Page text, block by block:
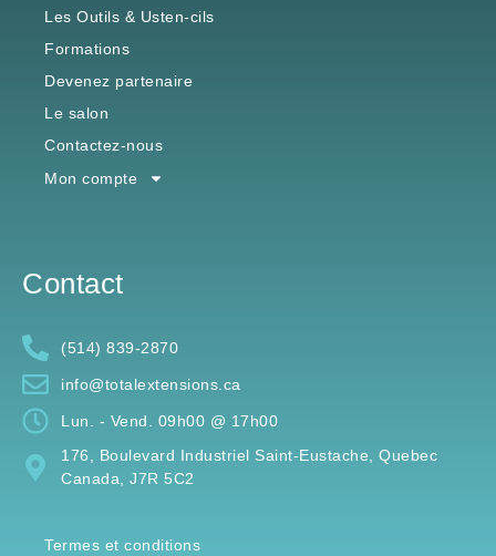
Les Outils & Usten-cils
Formations
Devenez partenaire
Le salon
Contactez-nous
Mon compte
Contact
(514) 839-2870
info@totalextensions.ca
Lun. - Vend. 09h00 @ 17h00
176, Boulevard Industriel Saint-Eustache, Quebec
Canada, J7R 5C2
Termes et conditions